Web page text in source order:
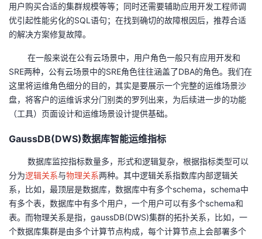
用户购买合适的集群规模等等；同时还需要辅助应用开发工程师调
优引起性能劣化的SQL语句；在找到确切的故障根因后，推荐合适
的解决方案修复故障。
在一般来说在公有云场景中，用户角色一般只有应用开发和
SRE两种，公有云场景中的SRE角色往往涵盖了DBA的角色。我们在
这里将运维角色细分的目的，其实是要展示一个完整的运维场景沙
盘，将客户的运维诉求分门别类的罗列出来，为后续进一步的功能
（工具）页面设计和运维场景设计提供基础。
GaussDB(DWS)数据库智能运维指标
数据库监控指标数量多，形式和逻辑复杂，根据指标类型可以
分为逻辑关系与物理关系两种。其中逻辑关系指数库内部逻辑关
系，比如，最顶层是数据库，数据库中有多个schema，schema中
有多个表，数据库中有多个用户，一个用户可以有多个schema和
表。而物理关系是指，gaussDB(DWS)集群的拓扑关系，比如，一
个数据库集群是由多个计算节点构成，每个计算节点上会部署多个